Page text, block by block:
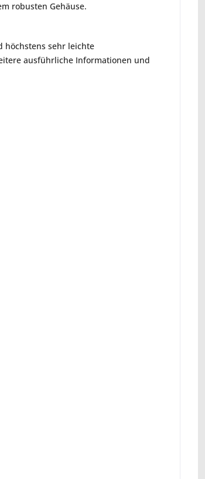
robusten Gehäuse.
höchstens sehr leichte
ausführliche Informationen und